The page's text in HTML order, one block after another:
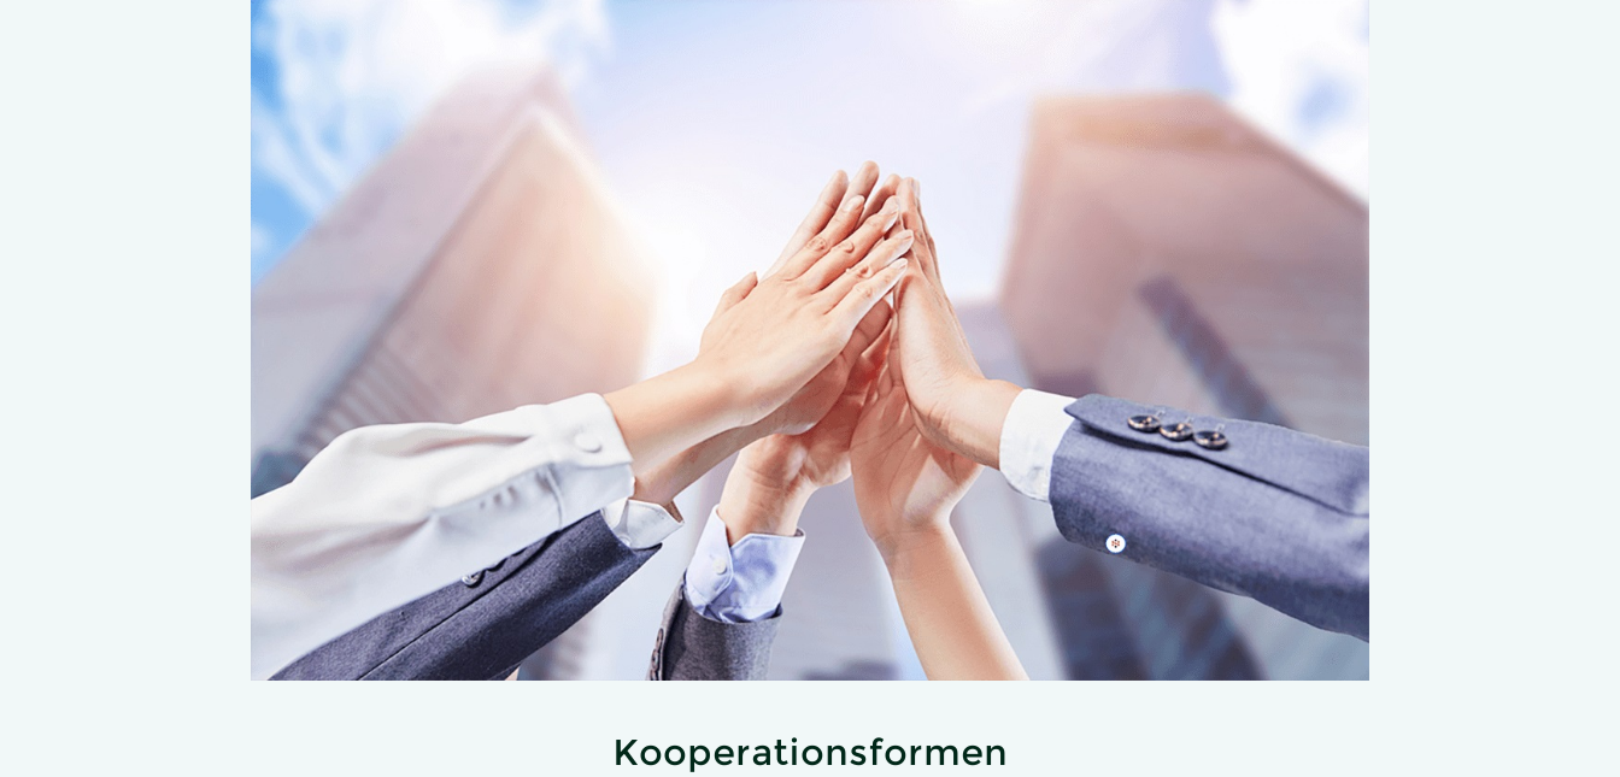
Kooperationsformen